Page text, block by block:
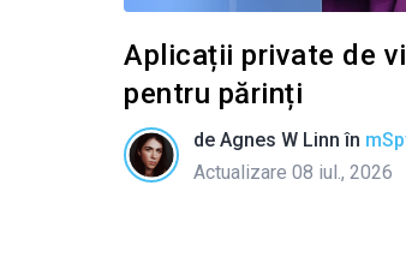
Aplicații private de
pentru părinți
de Agnes W Linn în
Actualizare 08 iul., 2026